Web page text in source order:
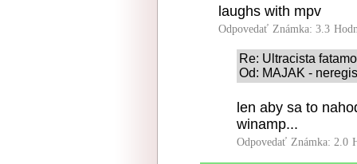
laughs with mpv
Odpovedať Známka: 3.3
Re: Ultracista
Od: MAJAK -
len aby sa to
winamp...
Odpovedať Známka: 2.0